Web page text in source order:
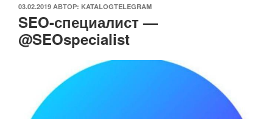
ОПУБЛИКОВАНО
03.02.2019 АВТОР: KATALOGTELEGRAM
SEO-специалист —
@SEOspecialist